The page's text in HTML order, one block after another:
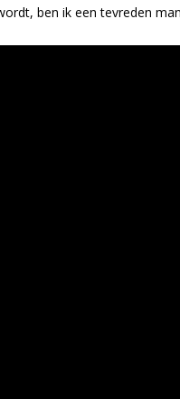
ben ik een tevreden